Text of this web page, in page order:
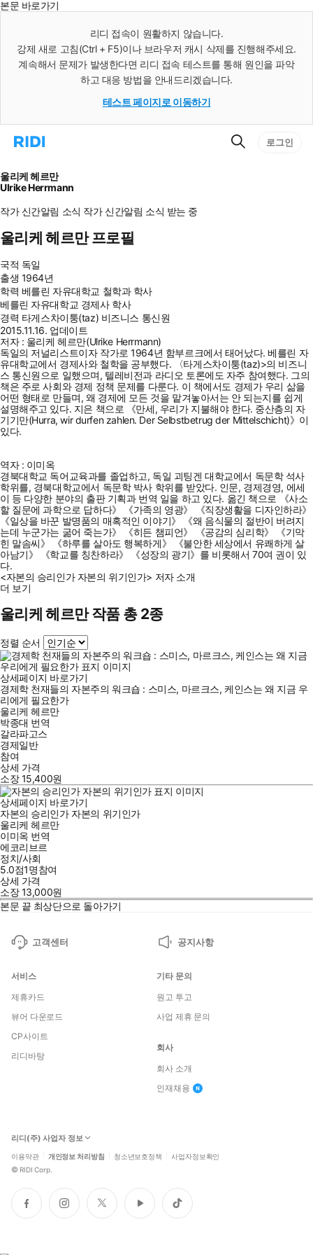
본문 바로가기
리디 접속이 원활하지 않습니다.
강제 새로 고침(Ctrl + F5)이나 브라우저 캐시 삭제를 진행해주세요.
계속해서 문제가 발생한다면 리디 접속 테스트를 통해 원인을 파악
하고 대응 방법을 안내드리겠습니다.
테스트 페이지로 이동하기
리
으
로
동
검
로그인
울리케 헤르만
Ulrike Herrmann
작가 신간알림 소식 작가 신간알림 소식 받는 중
울리케 헤르만 프로필
국적 독일
출생 1964년
학력 베를린 자유대학교 철학과 학사
베를린 자유대학교 경제사 학사
경력 타게스차이퉁(taz) 비즈니스 통신원
2015.11.16. 업데이트
저자 : 울리케 헤르만(Ulrike Herrmann)
독일의 저널리스트이자 작가로 1964년 함부르크에서 태어났다. 베를린 자
유대학교에서 경제사와 철학을 공부했다. 〈타게스차이퉁(taz)>의 비즈니
스 통신원으로 일했으며, 텔레비전과 라디오 토론에도 자주 참여했다. 그의
책은 주로 사회와 경제 정책 문제를 다룬다. 이 책에서도 경제가 우리 삶을
어떤 형태로 만들며, 왜 경제에 모든 것을 맡겨놓아서는 안 되는지를 쉽게
설명해주고 있다. 지은 책으로 《만세, 우리가 지불해야 한다. 중산층의 자
기기만(Hurra, wir durfen zahlen. Der Selbstbetrug der Mittelschicht)》이
있다.
역자 : 이미옥
경북대학교 독어교육과를 졸업하고, 독일 괴팅겐 대학교에서 독문학 석사
학위를, 경북대학교에서 독문학 박사 학위를 받았다. 인문, 경제경영, 에세
이 등 다양한 분야의 출판 기획과 번역 일을 하고 있다. 옮긴 책으로 《사소
할 질문에 과학으로 답하다》 《가족의 영광》 《직장생활을 디자인하라》
《일상을 바꾼 발명품의 매혹적인 이야기》 《왜 음식물의 절반이 버려지
는데 누군가는 굶어 죽는가》 《히든 챔피언》 《공감의 심리학》 《기막
힌 말솜씨》 《하루를 살아도 행복하게》 《불안한 세상에서 유쾌하게 살
아남기》 《학교를 칭찬하라》 《성장의 광기》를 비롯해서 70여 권이 있
다.
<자본의 승리인가 자본의 위기인가> 저자 소개
더 보기
울리케 헤르만 작품 총 2종
정렬 순서
상세페이지 바로가기
경제학 천재들의 자본주의 워크숍 : 스미스, 마르크스, 케인스는 왜 지금 우
리에게 필요한가
울리케 헤르만
박종대 번역
갈라파고스
경제일반
참여
상세 가격
소장15,400원
상세페이지 바로가기
자본의 승리인가 자본의 위기인가
울리케 헤르만
이미옥 번역
에코리브르
정치/사회
5.0점1명참여
상세 가격
소장13,000원
본문 끝 최상단으로 돌아가기
고객센터 공지사항
서비스
제휴카드
뷰어 다운로드
CP사이트
리디바탕
기타 문의
원고 투고
사업 제휴 문의
회사
회사 소개
인재채용
리디(주) 사업자 정보
이용약관 개인정보 처리방침 청소년보호정책 사업자정보확인
© RIDI Corp.
페
이
인
스
트
위
유
튜
틱
톡